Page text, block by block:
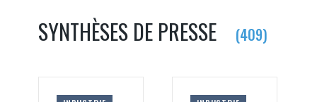
SYNTHÈSES DE PRESSE (409)